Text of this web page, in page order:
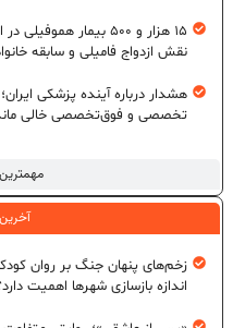
۱۵ هزار و ۵۰۰ بیمار
نقش ازدواج فامیلی و سابقه
تخصصی و فوق‌تخصصی خالی
زخم‌های پنهان جنگ بر روان
اندازه بازسازی شهرها اهمیت